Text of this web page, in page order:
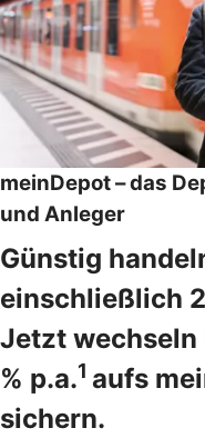
meinDepot – das
und Anleger
Günstig
einschließlich
Jetzt wechseln
% p.a.1 aufs
sichern.